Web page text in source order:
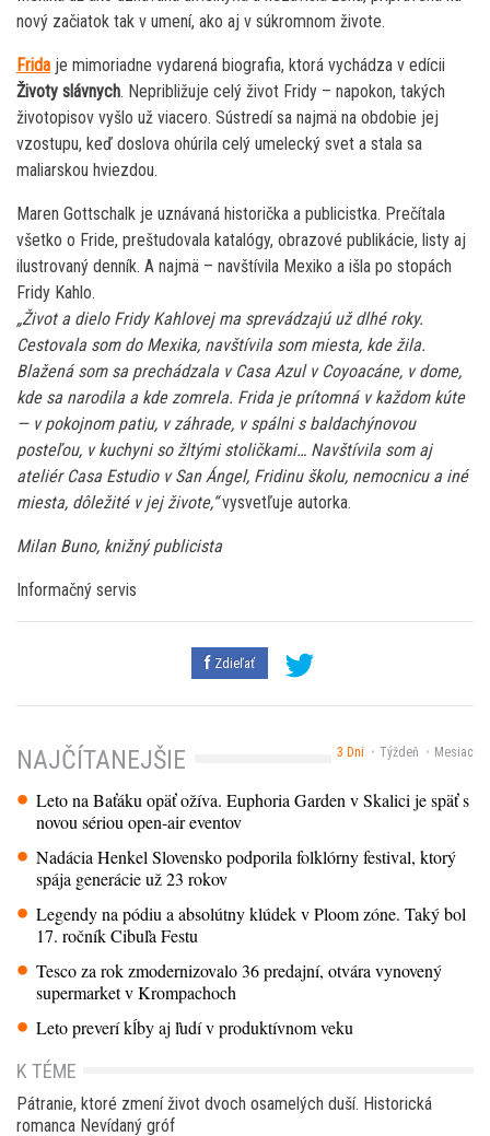
nový začiatok tak v umení, ako aj v súkromnom živote.
Frida je mimoriadne vydarená biografia, ktorá vychádza v edícii
Životy slávnych. Nepribližuje celý život Fridy – napokon, takých
životopisov vyšlo už viacero. Sústredí sa najmä na obdobie jej
vzostupu, keď doslova ohúrila celý umelecký svet a stala sa
maliarskou hviezdou.
Maren Gottschalk je uznávaná historička a publicistka. Prečítala
všetko o Fride, preštudovala katalógy, obrazové publikácie, listy aj
ilustrovaný denník. A najmä – navštívila Mexiko a išla po stopách
Fridy Kahlo.
„Život a dielo Fridy Kahlovej ma sprevádzajú už dlhé roky.
Cestovala som do Mexika, navštívila som miesta, kde žila.
Blažená som sa prechádzala v Casa Azul v Coyoacáne, v dome,
kde sa narodila a kde zomrela. Frida je prítomná v každom kúte
— v pokojnom patiu, v záhrade, v spálni s baldachýnovou
posteľou, v kuchyni so žltými stoličkami… Navštívila som aj
ateliér Casa Estudio v San Ángel, Fridinu školu, nemocnicu a iné
miesta, dôležité v jej živote,“vysvetľuje autorka.
Milan Buno, knižný publicista
Informačný servis
Zdieľať
3 Dni Týždeň Mesiac
NAJČÍTANEJŠIE
Leto na Baťáku opäť ožíva. Euphoria Garden v Skalici je späť s
novou sériou open-air eventov
Nadácia Henkel Slovensko podporila folklórny festival, ktorý
spája generácie už 23 rokov
Legendy na pódiu a absolútny klúdek v Ploom zóne. Taký bol
17. ročník Cibuľa Festu
Tesco za rok zmodernizovalo 36 predajní, otvára vynovený
supermarket v Krompachoch
Leto preverí kĺby aj ľudí v produktívnom veku
K TÉME
Pátranie, ktoré zmení život dvoch osamelých duší. Historická
romanca Nevídaný gróf